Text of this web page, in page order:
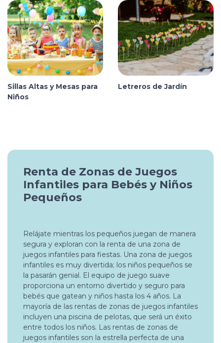
Sillas Altas y Mesas para
Niños
Letreros de Jardín
Renta de Zonas de Juegos
Infantiles para Bebés y Niños
Pequeños
Relájate mientras los pequeños juegan de manera
segura y exploran con la renta de una zona de
juegos infantiles para fiestas. Una zona de juegos
infantiles es muy divertida; los niños pequeños se
la pasarán genial. El equipo de juego suave
proporciona un entorno divertido y seguro para
bebés que gatean y niños hasta los 4 años. La
mayoría de las rentas de zonas de juegos infantiles
incluyen una piscina de pelotas, que será un éxito
entre todos los niños. Las rentas de zonas de
juegos infantiles son la estrella perfecta de una